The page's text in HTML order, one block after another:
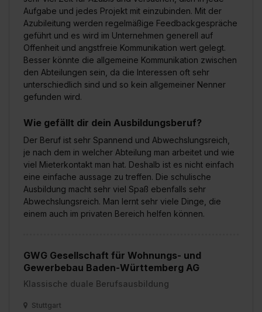
Aufgabe und jedes Projekt mit einzubinden. Mit der
Azubileitung werden regelmäßige Feedbackgespräche
geführt und es wird im Unternehmen generell auf
Offenheit und angstfreie Kommunikation wert gelegt.
Besser könnte die allgemeine Kommunikation zwischen
den Abteilungen sein, da die Interessen oft sehr
unterschiedlich sind und so kein allgemeiner Nenner
gefunden wird.
Wie gefällt dir dein Ausbildungsberuf?
Der Beruf ist sehr Spannend und Abwechslungsreich,
je nach dem in welcher Abteilung man arbeitet und wie
viel Mieterkontakt man hat. Deshalb ist es nicht einfach
eine einfache aussage zu treffen. Die schulische
Ausbildung macht sehr viel Spaß ebenfalls sehr
Abwechslungsreich. Man lernt sehr viele Dinge, die
einem auch im privaten Bereich helfen können.
GWG Gesellschaft für Wohnungs- und
Gewerbebau Baden-Württemberg AG
Klassische duale Berufsausbildung
Stuttgart